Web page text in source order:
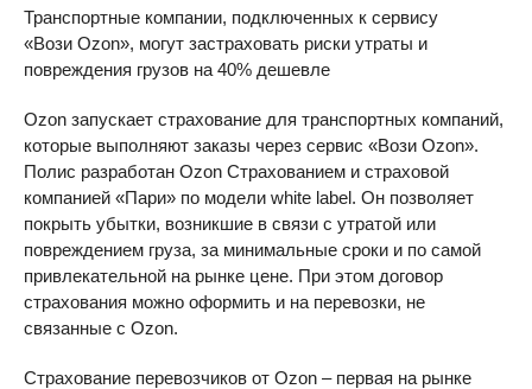
Транспортные компании, подключенных к сервису
«Вози Ozon», могут застраховать риски утраты и
повреждения грузов на 40% дешевле
Ozon запускает страхование для транспортных компаний,
которые выполняют заказы через сервис «Вози Ozon».
Полис разработан Ozon Страхованием и страховой
компанией «Пари» по модели white label. Он позволяет
покрыть убытки, возникшие в связи с утратой или
повреждением груза, за минимальные сроки и по самой
привлекательной на рынке цене. При этом договор
страхования можно оформить и на перевозки, не
связанные с Ozon.
Страхование перевозчиков от Ozon – первая на рынке